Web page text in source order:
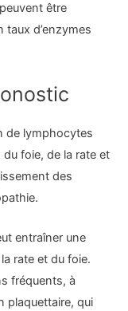
être
d’enzymes
de lymphocytes
foie, de la rate et
des
entraîner une
rate et du foie.
fréquents, à
plaquettaire, qui